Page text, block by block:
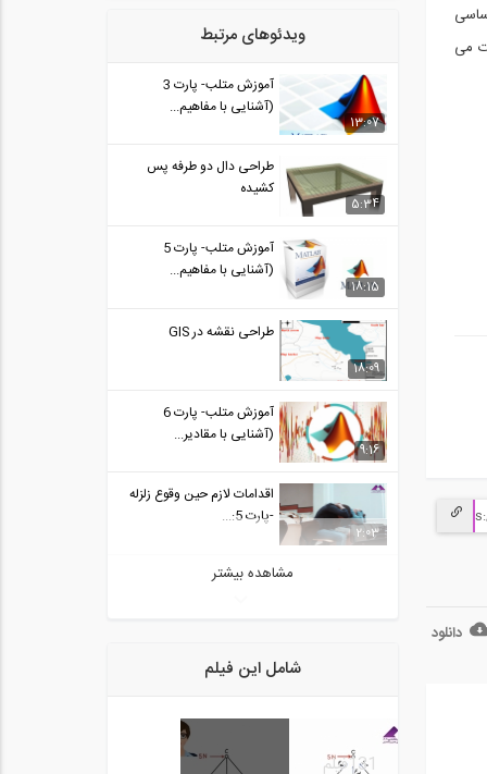
می
دانلود
ویدئوهای مرتبط
13:07
آموزش متلب- پارت 3
(آشنایی با مفاهیم...
5:34
طراحی دال دو طرفه پس
کشیده
18:15
آموزش متلب- پارت 5
(آشنایی با مفاهیم...
18:09
طراحی نقشه در GIS
9:16
آموزش متلب- پارت 6
(آشنایی با مقادیر...
2:03
اقدامات لازم حین وقوع زلزله
-پارت 5:...
آموزش زلزله قائم (پارت 1)
روش های طراحی بتن مسلح
آموزش زلزله قائم (پارت 2)
مشاهده بیشتر
شامل این فیلم
131فیلم